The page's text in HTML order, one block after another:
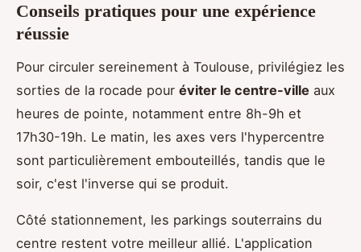
Conseils pratiques pour une expérience
réussie
Pour circuler sereinement à Toulouse, privilégiez les
sorties de la rocade pour éviter le centre-ville aux
heures de pointe, notamment entre 8h-9h et
17h30-19h. Le matin, les axes vers l'hypercentre
sont particulièrement embouteillés, tandis que le
soir, c'est l'inverse qui se produit.
Côté stationnement, les parkings souterrains du
centre restent votre meilleur allié. L'application